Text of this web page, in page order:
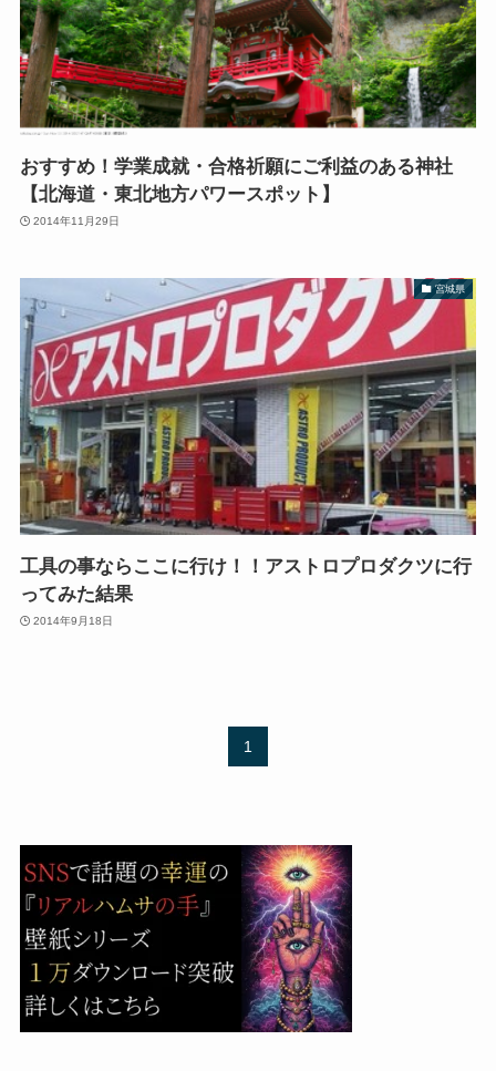
おすすめ！学業成就・合格祈願にご利益のある神社
【北海道・東北地方パワースポット】
2014年11月29日
宮城県
工具の事ならここに行け！！アストロプロダクツに行
ってみた結果
2014年9月18日
1